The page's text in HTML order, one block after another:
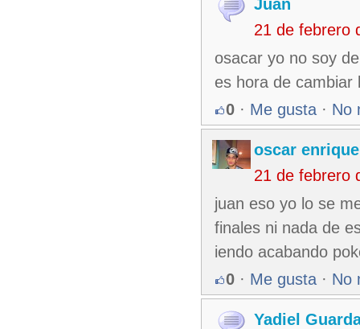
Juan
21 de febrero
osacar yo no soy
es hora de cambiar
0 · Me gusta · No
oscar enrique
21 de febrero
juan eso yo lo se
finales ni nada de
iendo acabando
0 · Me gusta · No
Yadiel